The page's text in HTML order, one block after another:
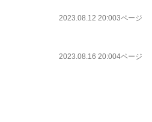
2023.08.12 20:003ページ
2023.08.16 20:004ページ